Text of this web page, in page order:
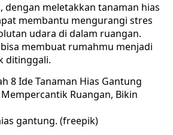
dengan meletakkan tanaman hias
membantu mengurangi stres
udara di dalam ruangan.
membuat rumahmu menjadi
ditinggali.
gantung. (freepik)